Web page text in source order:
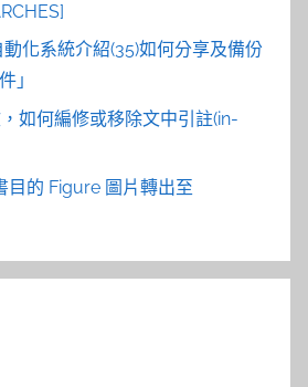
化系統介紹(35)如何分享及備份
」
如何編修或移除文中引註(in-
目的 Figure 圖片轉出至